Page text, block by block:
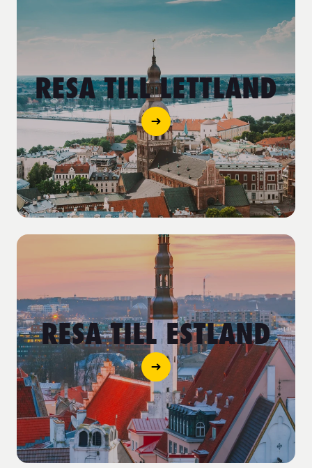
RESA TILL LETTLAND
RESA TILL ESTLAND